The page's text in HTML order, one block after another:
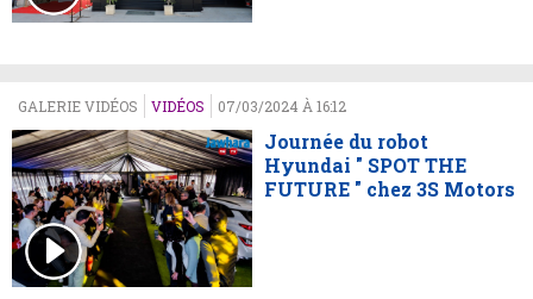
GALERIE VIDÉOS VIDÉOS 07/03/2024 À 16:12
Journée du robot
Hyundai " SPOT THE
FUTURE " chez 3S Motors